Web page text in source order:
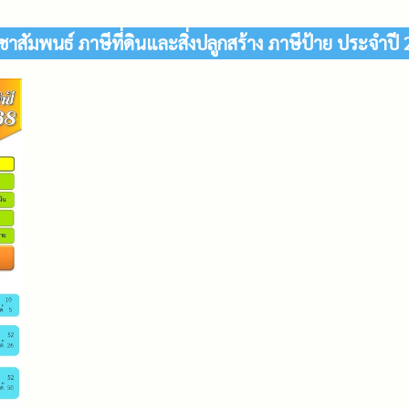
าสัมพนธ์ ภาษีที่ดินและสิ่งปลูกสร้าง ภาษีป้าย ประจำปี